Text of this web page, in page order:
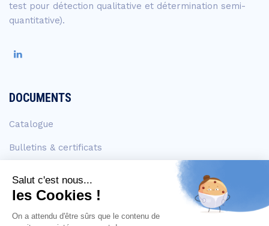
test pour détection qualitative et détermination semi-
quantitative).
DOCUMENTS
Catalogue
Bulletins & certificats
EN SAVOIR +